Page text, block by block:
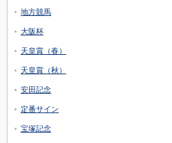
地方競馬
大阪杯
天皇賞（春）
天皇賞（秋）
安田記念
定番サイン
宝塚記念